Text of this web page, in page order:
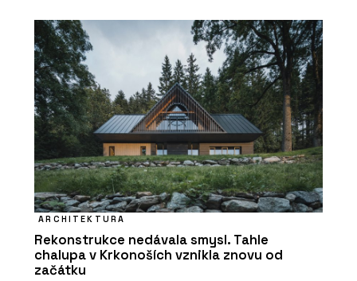
ARCHITEKTURA
Rekonstrukce nedávala smysl. Tahle
chalupa v Krkonoších vznikla znovu od
začátku